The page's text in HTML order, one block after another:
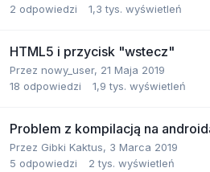
2 odpowiedzi 1,3 tys. wyświetleń
HTML5 i przycisk "wstecz"
Przez nowy_user, 21 Maja 2019
18 odpowiedzi 1,9 tys. wyświetleń
Problem z kompilacją na
Przez Gibki Kaktus, 3 Marca 2019
5 odpowiedzi 2 tys. wyświetleń